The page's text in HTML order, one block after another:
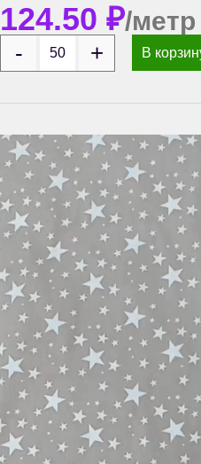
124.50 ₽/метр
В